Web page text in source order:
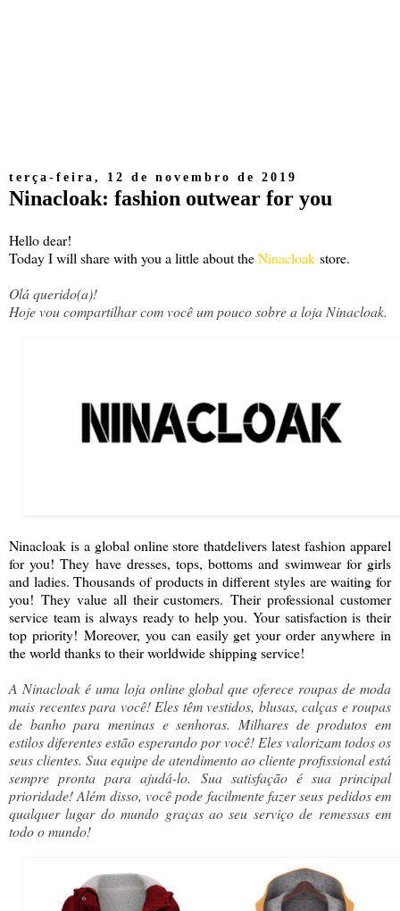
terça-feira, 12 de novembro de 2019
Ninacloak: fashion outwear for you
Hello dear!
Today I will share with you a little about theNinacloak store.
Olá querido(a)!
Hoje vou compartilhar com você um pouco sobre a loja Ninacloak.
Ninacloak is a global online store thatdelivers latest fashion apparel
for you! They have dresses, tops, bottoms and swimwear for girls
and ladies. Thousands of products in different styles are waiting for
you! They value all their customers.Their professional customer
service team is always ready to help you. Your satisfaction is their
top priority! Moreover, you can easily get your order anywhere in
the world thanks to their worldwide shipping service!
A Ninacloak é uma loja online global que oferece roupas de moda
mais recentes para você! Eles têm vestidos, blusas, calças e roupas
de banho para meninas e senhoras. Milhares de produtos em
estilos diferentes estão esperando por você! Eles valorizam todos os
seus clientes. Sua equipe de atendimento ao cliente profissional está
sempre pronta para ajudá-lo. Sua satisfação é sua principal
prioridade! Além disso, você pode facilmente fazer seus pedidos em
qualquer lugar do mundo graças ao seu serviço de remessas em
todo o mundo!